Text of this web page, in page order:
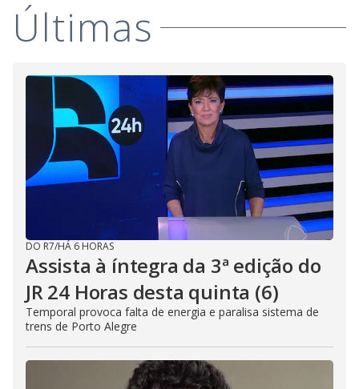
Últimas
DO R7/HÁ 6 HORAS
Assista à íntegra da 3ª edição do
JR 24 Horas desta quinta (6)
Temporal provoca falta de energia e paralisa sistema de
trens de Porto Alegre